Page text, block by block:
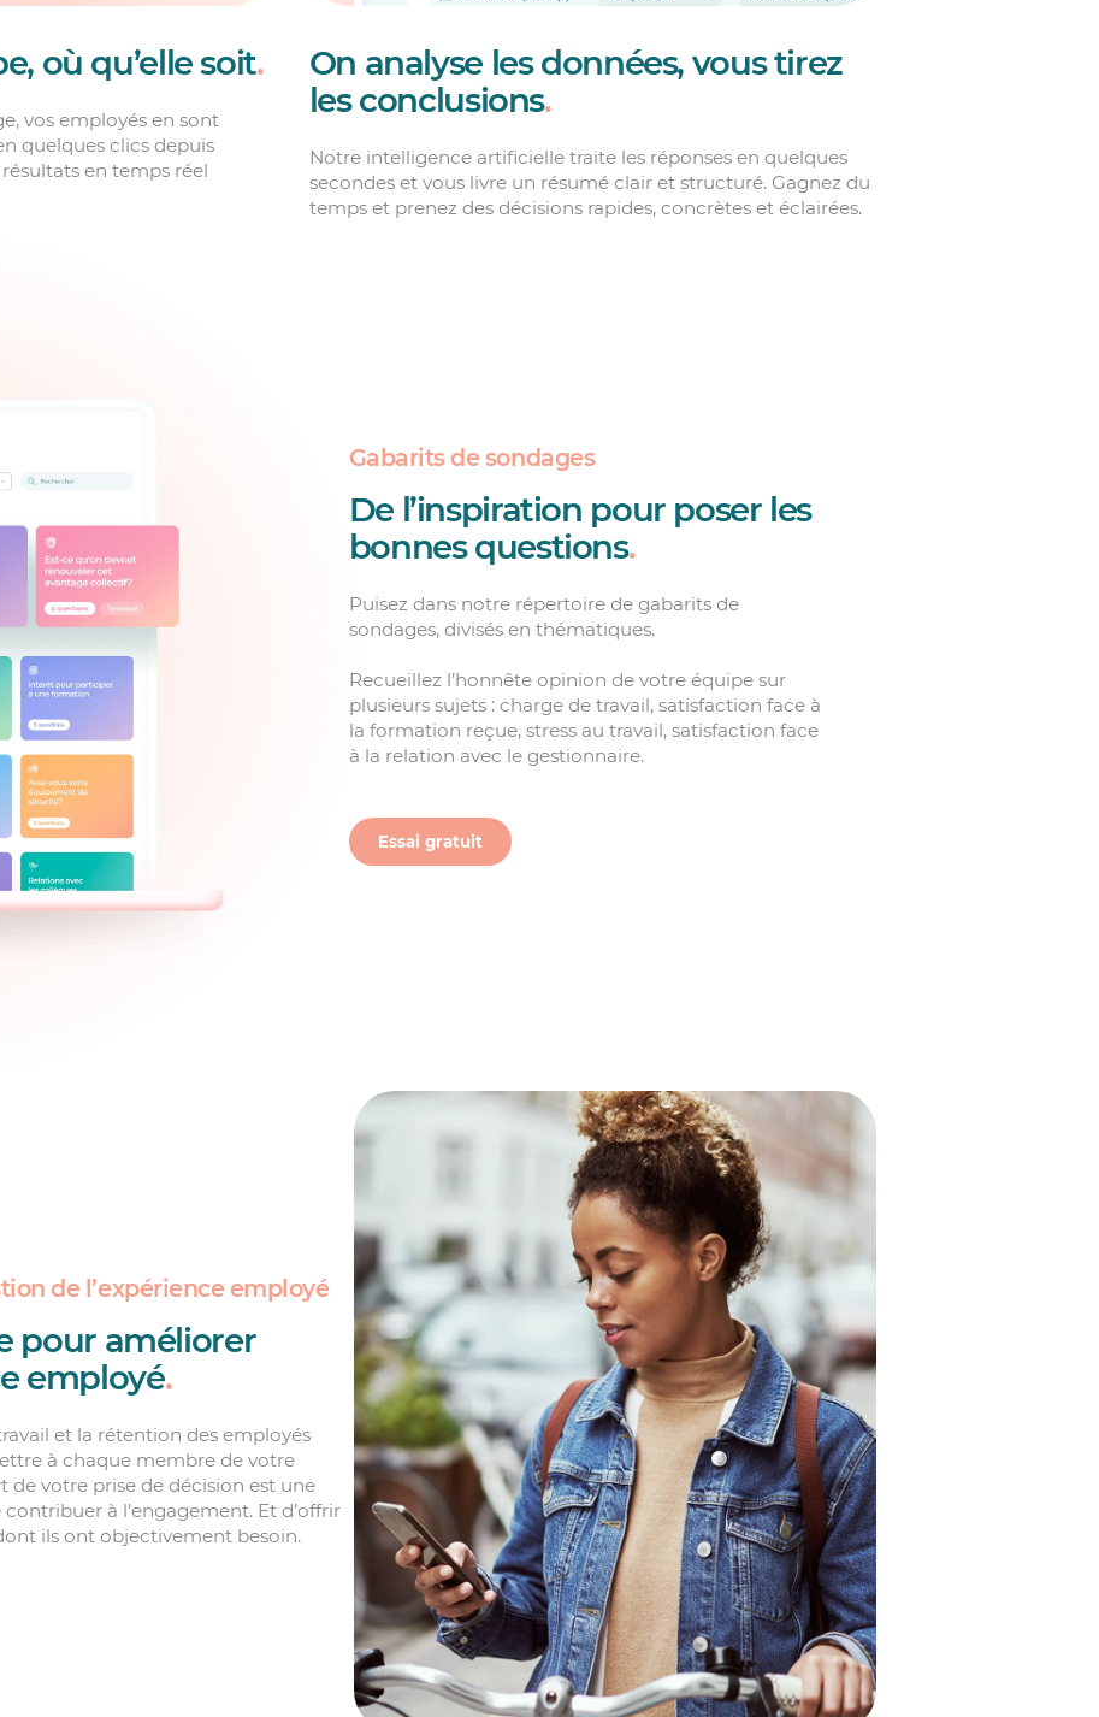
où qu’elle soit.
vos employés en sont
quelques clics depuis
en temps réel
On analyse les données, vous tirez
les conclusions.
Notre intelligence artificielle traite les réponses en quelques
secondes et vous livre un résumé clair et structuré. Gagnez du
temps et prenez des décisions rapides, concrètes et éclairées.
Gabarits de sondages
De l’inspiration pour poser les
bonnes questions.
Puisez dans notre répertoire de gabarits de
sondages, divisés en thématiques.
Recueillez l’honnête opinion de votre équipe sur
plusieurs sujets : charge de travail, satisfaction face à
la formation reçue, stress au travail, satisfaction face
à la relation avec le gestionnaire.
Essai gratuit
de l’expérience employé
pour améliorer
employé.
et la rétention des employés
à chaque membre de votre
de votre prise de décision est une
à l’engagement. Et d’offrir
ils ont objectivement besoin.